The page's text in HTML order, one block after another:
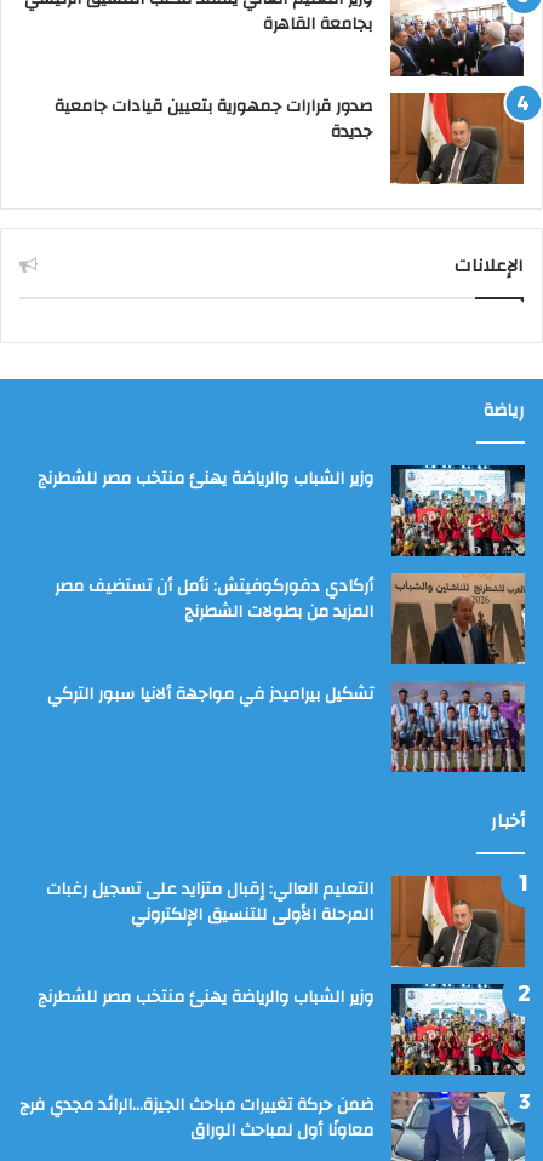
بجامعة القاهرة
صدور قرارات جمهورية بتعيين قيادات جامعية
جديدة
الإعلانات
رياضة
وزير الشباب والرياضة يهنئ منتخب مصر للشطرنج
أركادي دفوركوفيتش: نأمل أن تستضيف مصر
المزيد من بطولات الشطرنج
تشكيل بيراميدز في مواجهة ألانيا سبور التركي
أخبار
التعليم العالي: إقبال متزايد على تسجيل رغبات
المرحلة الأولى للتنسيق الإلكتروني
وزير الشباب والرياضة يهنئ منتخب مصر للشطرنج
ضمن حركة تغييرات مباحث الجيزة…الرائد مجدي فرج
معاونًا أول لمباحث الوراق